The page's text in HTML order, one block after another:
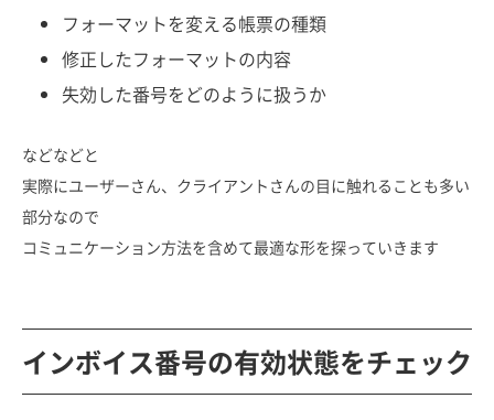
フォーマットを変える帳票の種類
修正したフォーマットの内容
失効した番号をどのように扱うか
などなどと
実際にユーザーさん、クライアントさんの目に触れることも多い
部分なので
コミュニケーション方法を含めて最適な形を探っていきます
インボイス番号の有効状態をチェック